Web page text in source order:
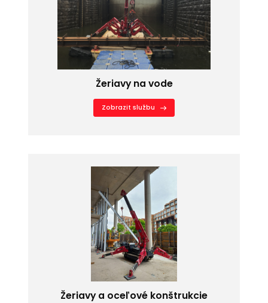
Žeriavy na vode
Zobrazit službu
Žeriavy a oceľové konštrukcie